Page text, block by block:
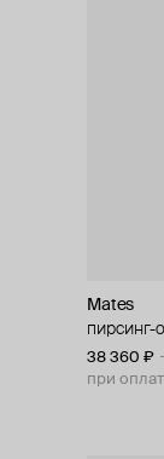
Mates
пирсинг-
38 360 ₽
при